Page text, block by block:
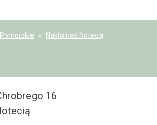
Nakło nad Notecią
16